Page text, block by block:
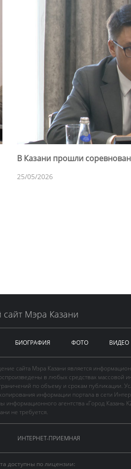
В Казани прошли
25/05/2026
Мэра Казани
БИОГРАФИЯ ФОТО ВИДЕО
сайта Мэра Казани является
в любых средствах массовой
по объему и срокам публикации.
информации портала в сети
информационного агентства «Город Казань
не требуется.
ИНТЕРНЕТ-ПРИЕМНАЯ
доступны по лицензии: